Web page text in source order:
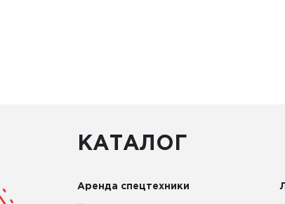
КАТАЛОГ
Аренда спецтехники